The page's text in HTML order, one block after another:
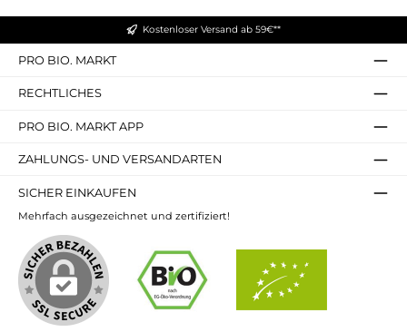
Kostenloser Versand ab 59€**
PRO BIO. MARKT
RECHTLICHES
PRO BIO. MARKT APP
ZAHLUNGS- UND VERSANDARTEN
SICHER EINKAUFEN
Mehrfach ausgezeichnet und zertifiziert!